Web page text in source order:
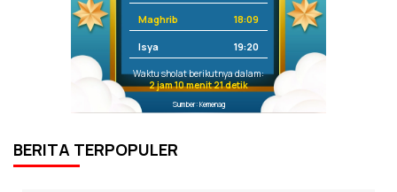
Maghrib 18:09
Isya 19:20
Waktu sholat berikutnya dalam:
2 jam 10 menit 20 detik
Sumber: Kemenag
BERITA TERPOPULER